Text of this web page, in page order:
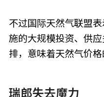
不过国际天然气联盟
施的大规模投资、供
排，意味着天然气价格
瑞郎失去魔力